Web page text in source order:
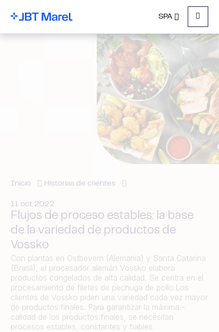
SPA
Menu
Inicio Historias de clientes
11 oct 2022
Flujos de proceso estables: la base
de la variedad de productos de
Vossko
Con plantas en Ostbevern (Alemania) y Santa Catarina
(Brasil), el procesador alemán Vossko elabora
productos congelados de alta calidad. Se centra en el
procesamiento de filetes de pechuga de pollo.Los
clientes de Vossko piden una variedad cada vez mayor
de productos finales. Para garantizar la máxima -
calidad de los productos finales, se necesitan
procesos estables, constantes y fiables.